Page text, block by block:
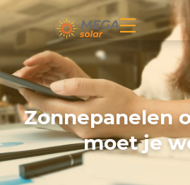
Zonnepanelen
moet je